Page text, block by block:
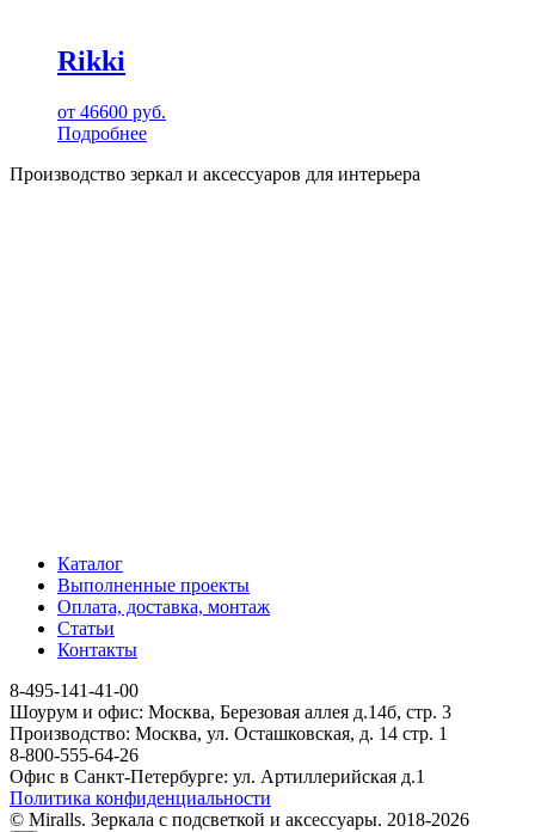
Rikki
от 46600 руб.
Подробнее
Производство зеркал и аксессуаров для интерьера
Каталог
Выполненные проекты
Оплата, доставка, монтаж
Статьи
Контакты
8-495-141-41-00
Шоурум и офис: Москва, Березовая аллея д.14б, стр. 3
Производство: Москва, ул. Осташковская, д. 14 стр. 1
8-800-555-64-26
Офис в Санкт-Петербурге: ул. Артиллерийская д.1
Политика конфиденциальности
© Miralls. Зеркала с подсветкой и аксессуары. 2018-2026